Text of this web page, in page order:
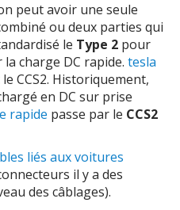
peut avoir une seule
ou deux parties qui
le Type 2 pour
la charge DC rapide. tesla
CCS2. Historiquement,
en DC sur prise
rapide passe par le CCS2
liés aux voitures
il y a des
des câblages).